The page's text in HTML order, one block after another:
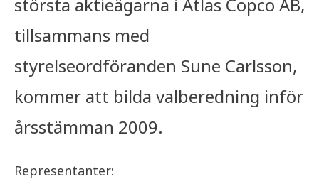
tillsammans med
styrelseordföranden Sune Carlsson,
kommer att bilda valberedning inför
årsstämman 2009.
Representanter: